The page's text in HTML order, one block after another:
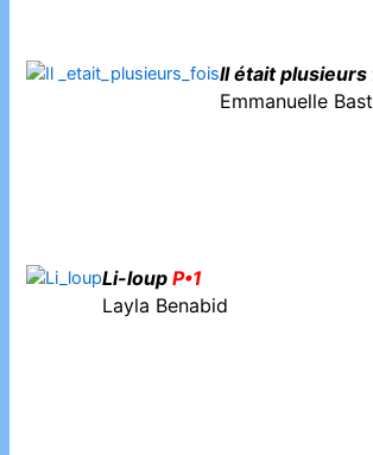
Il était plusieurs
Emmanuelle
Li-loupP•1
Layla Benabid